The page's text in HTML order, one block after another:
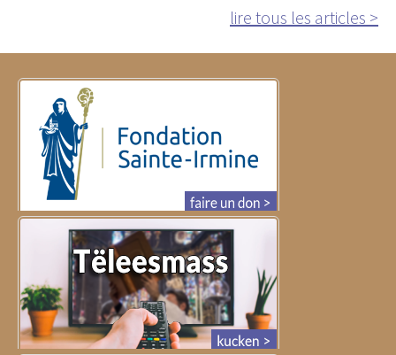
lire tous les articles >